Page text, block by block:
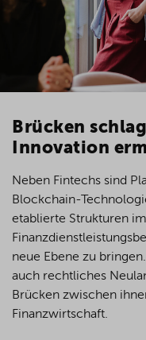
Brücken
Innovation
​Neben Fintechs sind
Blockchain-
etablierte Strukturen
neue Ebene zu
auch rechtliches
Brücken zwischen
Finanzwirtschaft.